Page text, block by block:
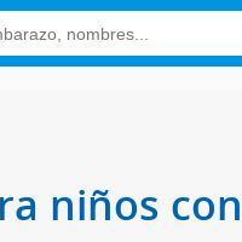
niños